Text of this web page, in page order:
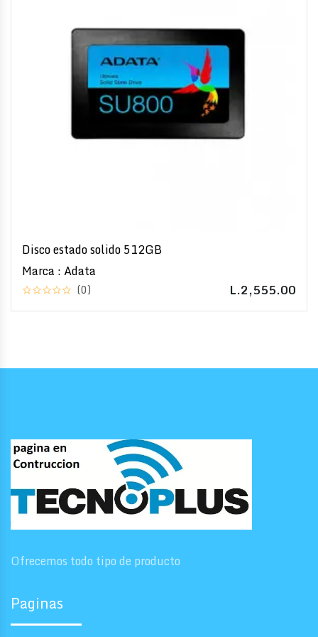
Disco estado solido 512GB
Marca : Adata
(0) L.2,555.00
Ofrecemos todo tipo de producto
Paginas